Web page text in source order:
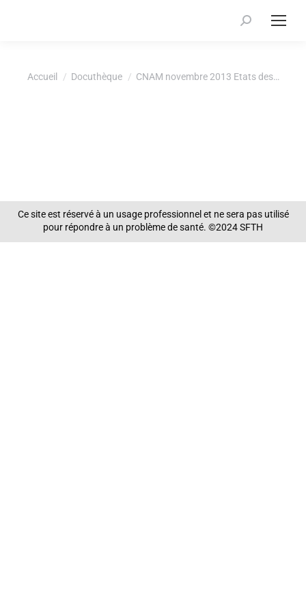
Recherche
Vous êtes ici :
Accueil Docuthèque CNAM novembre 2013 Etats des…
Ce site est réservé à un usage professionnel et ne sera pas utilisé
pour répondre à un problème de santé. ©2024 SFTH